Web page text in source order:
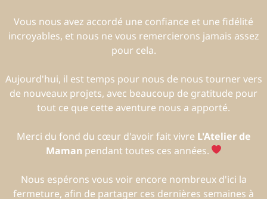
Vous nous avez accordé une confiance et une fidélité
incroyables, et nous ne vous remercierons jamais assez
pour cela.
Aujourd'hui, il est temps pour nous de nous tourner vers
de nouveaux projets, avec beaucoup de gratitude pour
tout ce que cette aventure nous a apporté.
Merci du fond du cœur d'avoir fait vivre L'Atelier de
Maman pendant toutes ces années.
Nous espérons vous voir encore nombreux d'ici la
fermeture, afin de partager ces dernières semaines à